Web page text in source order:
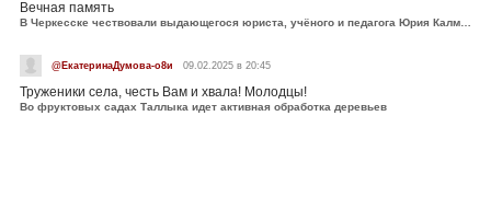
Вечная память
В Черкесске чествовали выдающегося юриста, учёного и педагога Юрия Калмыкова
@ЕкатеринаДумова-о8и 09.02.2025 в 20:45
Труженики села, честь Вам и хвала! Молодцы!
Во фруктовых садах Таллыка идет активная обработка деревьев